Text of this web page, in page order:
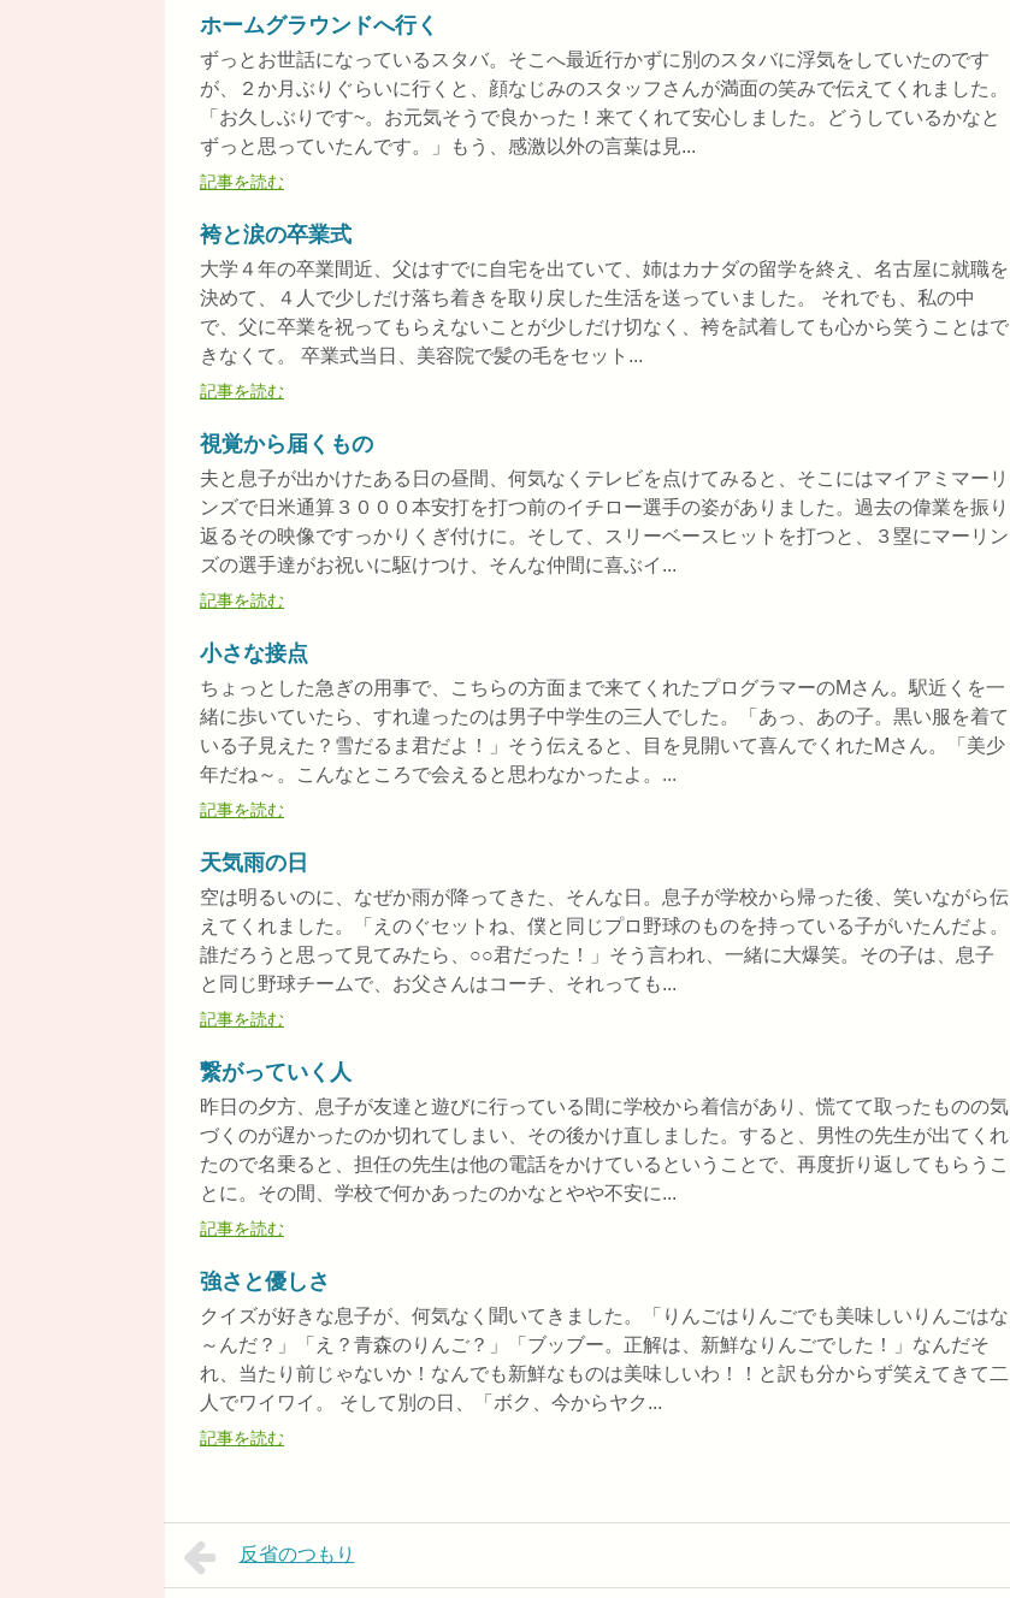
ホームグラウンドへ行く
ずっとお世話になっているスタバ。そこへ最近行かずに別のスタバに浮気をしていたのです
が、２か月ぶりぐらいに行くと、顔なじみのスタッフさんが満面の笑みで伝えてくれました。
「お久しぶりです~。お元気そうで良かった！来てくれて安心しました。どうしているかなと
ずっと思っていたんです。」もう、感激以外の言葉は見...
記事を読む
袴と涙の卒業式
大学４年の卒業間近、父はすでに自宅を出ていて、姉はカナダの留学を終え、名古屋に就職を
決めて、４人で少しだけ落ち着きを取り戻した生活を送っていました。 それでも、私の中
で、父に卒業を祝ってもらえないことが少しだけ切なく、袴を試着しても心から笑うことはで
きなくて。 卒業式当日、美容院で髪の毛をセット...
記事を読む
視覚から届くもの
夫と息子が出かけたある日の昼間、何気なくテレビを点けてみると、そこにはマイアミマーリ
ンズで日米通算３０００本安打を打つ前のイチロー選手の姿がありました。過去の偉業を振り
返るその映像ですっかりくぎ付けに。そして、スリーベースヒットを打つと、３塁にマーリン
ズの選手達がお祝いに駆けつけ、そんな仲間に喜ぶイ...
記事を読む
小さな接点
ちょっとした急ぎの用事で、こちらの方面まで来てくれたプログラマーのMさん。駅近くを一
緒に歩いていたら、すれ違ったのは男子中学生の三人でした。「あっ、あの子。黒い服を着て
いる子見えた？雪だるま君だよ！」そう伝えると、目を見開いて喜んでくれたMさん。「美少
年だね～。こんなところで会えると思わなかったよ。...
記事を読む
天気雨の日
空は明るいのに、なぜか雨が降ってきた、そんな日。息子が学校から帰った後、笑いながら伝
えてくれました。「えのぐセットね、僕と同じプロ野球のものを持っている子がいたんだよ。
誰だろうと思って見てみたら、○○君だった！」そう言われ、一緒に大爆笑。その子は、息子
と同じ野球チームで、お父さんはコーチ、それっても...
記事を読む
繋がっていく人
昨日の夕方、息子が友達と遊びに行っている間に学校から着信があり、慌てて取ったものの気
づくのが遅かったのか切れてしまい、その後かけ直しました。すると、男性の先生が出てくれ
たので名乗ると、担任の先生は他の電話をかけているということで、再度折り返してもらうこ
とに。その間、学校で何かあったのかなとやや不安に...
記事を読む
強さと優しさ
クイズが好きな息子が、何気なく聞いてきました。「りんごはりんごでも美味しいりんごはな
～んだ？」「え？青森のりんご？」「ブッブー。正解は、新鮮なりんごでした！」なんだそ
れ、当たり前じゃないか！なんでも新鮮なものは美味しいわ！！と訳も分からず笑えてきて二
人でワイワイ。 そして別の日、「ボク、今からヤク...
記事を読む
反省のつもり